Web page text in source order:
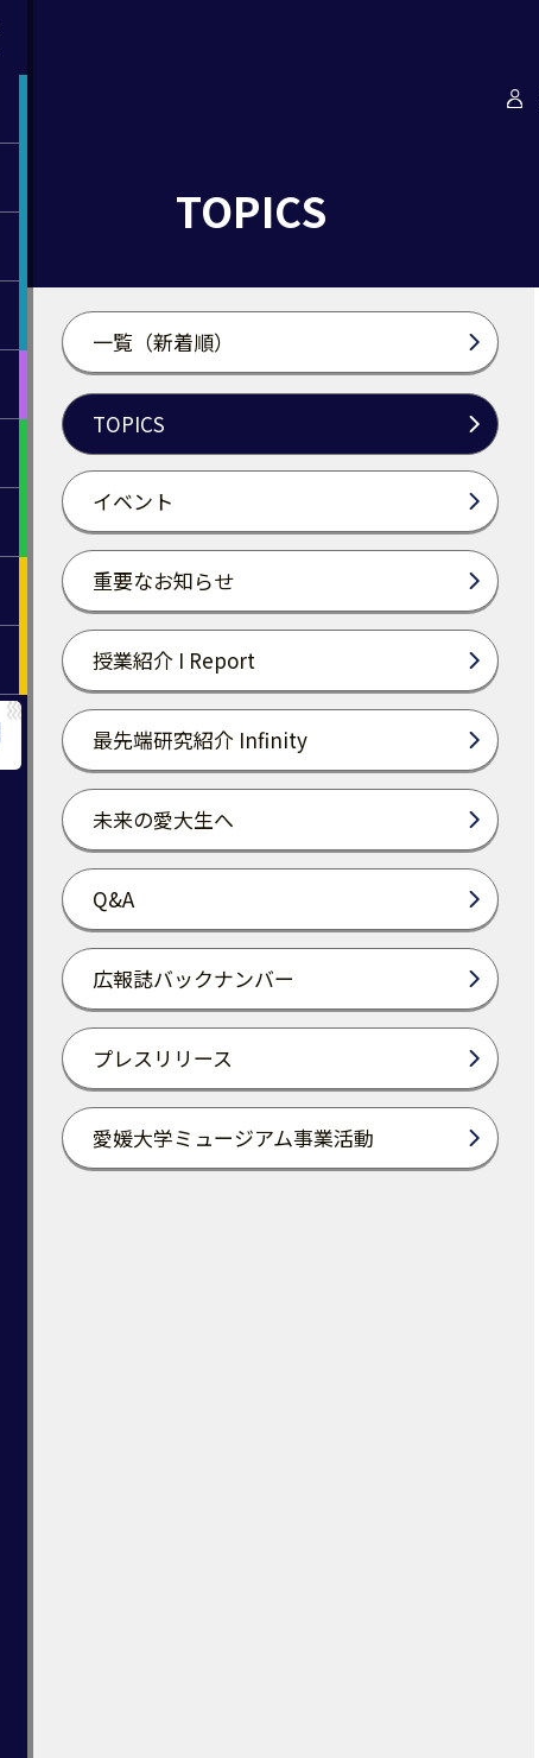
TOPICS
一覧（新着順）
TOPICS
イベント
重要なお知らせ
授業紹介 I Report
最先端研究紹介 Infinity
未来の愛大生へ
Q&A
広報誌バックナンバー
プレスリリース
愛媛大学ミュージアム事業活動